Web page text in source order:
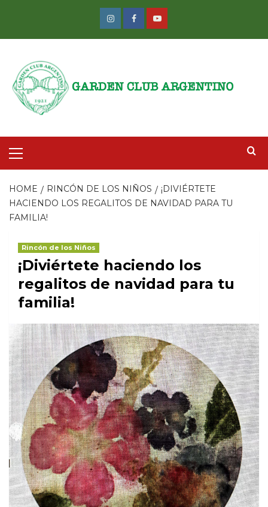
Instagram
FacebookYoutube
Menu
HOME RINCÓN DE LOS NIÑOS
¡DIVIÉRTETE
HACIENDO LOS REGALITOS DE NAVIDAD PARA TU
FAMILIA!
Rincón de los Niños
¡Diviértete haciendo los
regalitos de navidad para tu
familia!